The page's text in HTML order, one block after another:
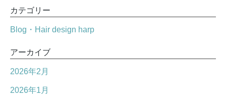
カテゴリー
Blog・Hair design harp
アーカイブ
2026年2月
2026年1月